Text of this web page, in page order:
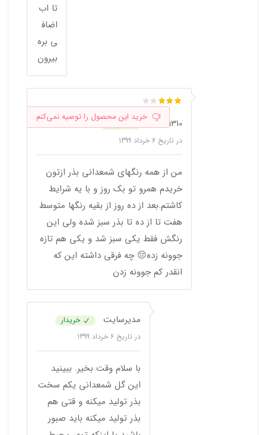
تا اب
اضاف
ی بره
بیرون
SMID1310
خریدار
در تاریخ 6 خرداد 1399
خرید این محصول را توصیه نمی‌کنم
من از همه رنگهای شمعدانی بذر ازتون
خریدم همرو تو بک روز و با یه شرایط
کاشتم.بعد از ده روز از بقیه رنگها متوسط
هفت تا از ده تا بذر سبز شده ولی این
رنگش فقط یکی سبز شد و یکی هم تازه
جوونه زده😔 چه فرقی داشته این که
انقدر کم جوونه زدن
مدیرسایت
خریدار
در تاریخ 6 خرداد 1399
با سلام وقت بخیر. ببینید
این گل شمعدانی یکم سخت
بذر تولید میکنه و قتی هم
بذر تولید میکنه باید صبور